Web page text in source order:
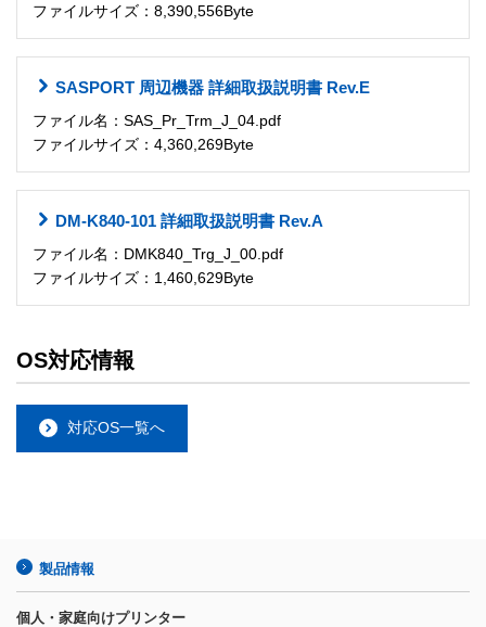
ファイルサイズ：8,390,556Byte
SASPORT 周辺機器 詳細取扱説明書 Rev.E
ファイル名：SAS_Pr_Trm_J_04.pdf
ファイルサイズ：4,360,269Byte
DM-K840-101 詳細取扱説明書 Rev.A
ファイル名：DMK840_Trg_J_00.pdf
ファイルサイズ：1,460,629Byte
OS対応情報
対応OS一覧へ
製品情報
個人・家庭向けプリンター